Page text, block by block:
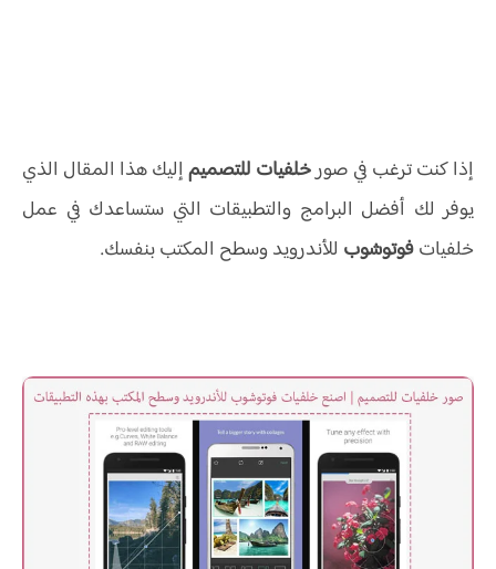
إذا كنت ترغب في صورخلفيات للتصميمإليك هذا المقال الذي
يوفر لك أفضل البرامج والتطبيقات التي ستساعدك في عمل
خلفياتفوتوشوب للأندرويد وسطح المكتب بنفسك.